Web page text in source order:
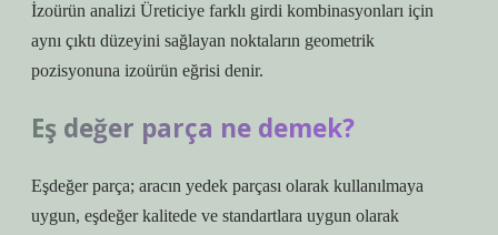
İzoürün analizi Üreticiye farklı girdi kombinasyonları için
aynı çıktı düzeyini sağlayan noktaların geometrik
pozisyonuna izoürün eğrisi denir.
Eş değer parça ne demek?
Eşdeğer parça; aracın yedek parçası olarak kullanılmaya
uygun, eşdeğer kalitede ve standartlara uygun olarak